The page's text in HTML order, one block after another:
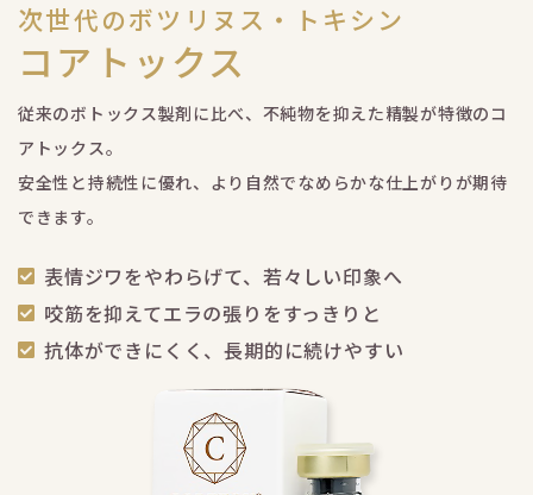
次世代のボツリヌス・トキシン
コアトックス
従来のボトックス製剤に比べ、不純物を抑えた精製が特徴のコ
アトックス。
安全性と持続性に優れ、より自然でなめらかな仕上がりが期待
できます。
表情ジワをやわらげて、若々しい印象へ
咬筋を抑えてエラの張りをすっきりと
抗体ができにくく、長期的に続けやすい